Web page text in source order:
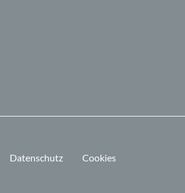
Datenschutz Cookies